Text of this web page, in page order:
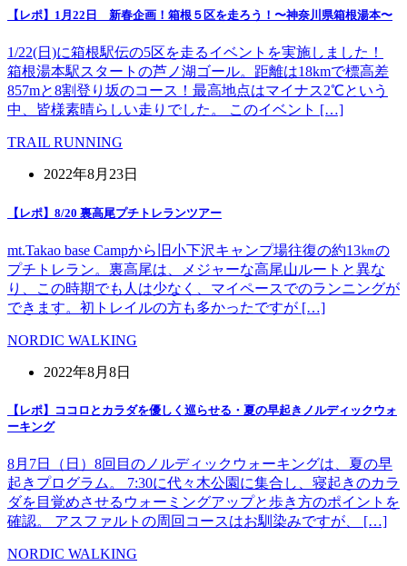
【レポ】1月22日 新春企画！箱根５区を走ろう！〜神奈川県箱根湯本〜
1/22(日)に箱根駅伝の5区を走るイベントを実施しました！
箱根湯本駅スタートの芦ノ湖ゴール。距離は18kmで標高差
857mと8割登り坂のコース！最高地点はマイナス2℃という
中、皆様素晴らしい走りでした。 このイベント […]
TRAIL RUNNING
2022年8月23日
【レポ】8/20 裏高尾プチトレランツアー
mt.Takao base Campから旧小下沢キャンプ場往復の約13㎞の
プチトレラン。裏高尾は、メジャーな高尾山ルートと異な
り、この時期でも人は少なく、マイペースでのランニングが
できます。初トレイルの方も多かったですが […]
NORDIC WALKING
2022年8月8日
【レポ】ココロとカラダを優しく巡らせる・夏の早起きノルディックウォ
ーキング
8月7日（日）8回目のノルディックウォーキングは、夏の早
起きプログラム。 7:30に代々木公園に集合し、寝起きのカラ
ダを目覚めさせるウォーミングアップと歩き方のポイントを
確認。 アスファルトの周回コースはお馴染みですが、 […]
NORDIC WALKING